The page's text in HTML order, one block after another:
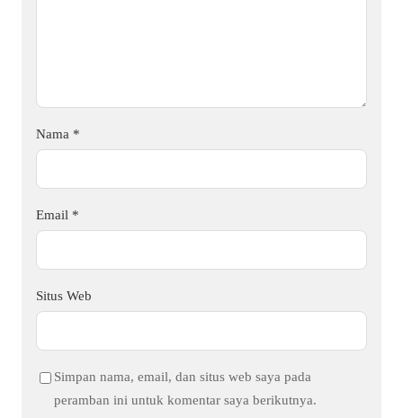
Nama *
Email *
Situs Web
Simpan nama, email, dan situs web saya pada
peramban ini untuk komentar saya berikutnya.